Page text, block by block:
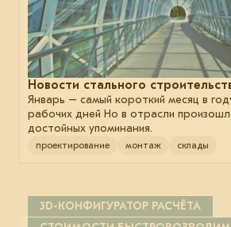
Новости стального
Январь – самый короткий месяц в
рабочих дней Но в отрасли
достойных упоминания.
проектирование монтаж склады
3D-КОНФИГУРАТОР РАСЧЁТА